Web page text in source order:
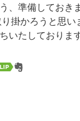
、準備しておきま
掛かろうと思い
いたしております